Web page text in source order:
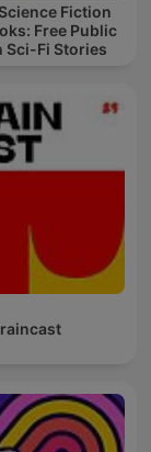
Fiction
Free Public
Sci-Fi Stories